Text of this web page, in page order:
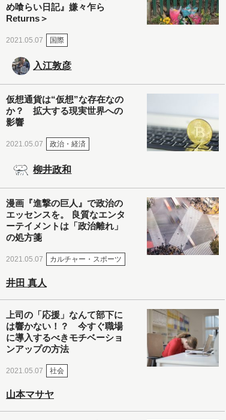
め喰らい日記』嫌々乍ら
Returns＞
2021.05.07 国際
入江敦彦
仮想通貨は“仮想”な存在なの
か？ 拡大する現実世界への
影響
2021.05.07 政治・経済
柳井政和
漫画『進撃の巨人』で政治の
エッセンスを。 良質なエンタ
ーテイメントは「政治離れ」
の処方箋
2021.05.07 カルチャー・スポーツ
井田 真人
上司の「応援」なんて部下に
は響かない！？ 今すぐ職場
に導入するべきモチベーショ
ンアップの方法
2021.05.07 社会
山本マサヤ